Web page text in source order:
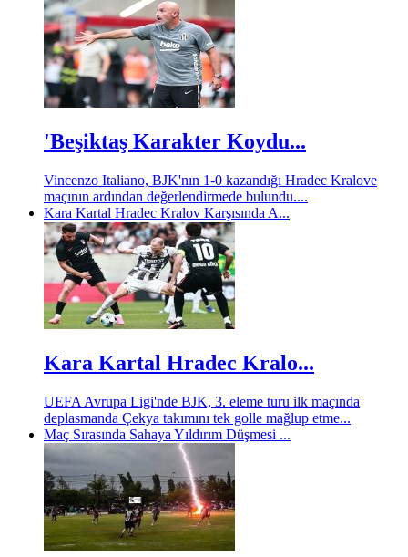
'Beşiktaş Karakter Koydu...
Vincenzo Italiano, BJK'nın 1-0 kazandığı Hradec Kralove
maçının ardından değerlendirmede bulundu....
Kara Kartal Hradec Kralov Karşısında A...
Kara Kartal Hradec Kralo...
UEFA Avrupa Ligi'nde BJK, 3. eleme turu ilk maçında
deplasmanda Çekya takımını tek golle mağlup etme...
Maç Sırasında Sahaya Yıldırım Düşmesi ...